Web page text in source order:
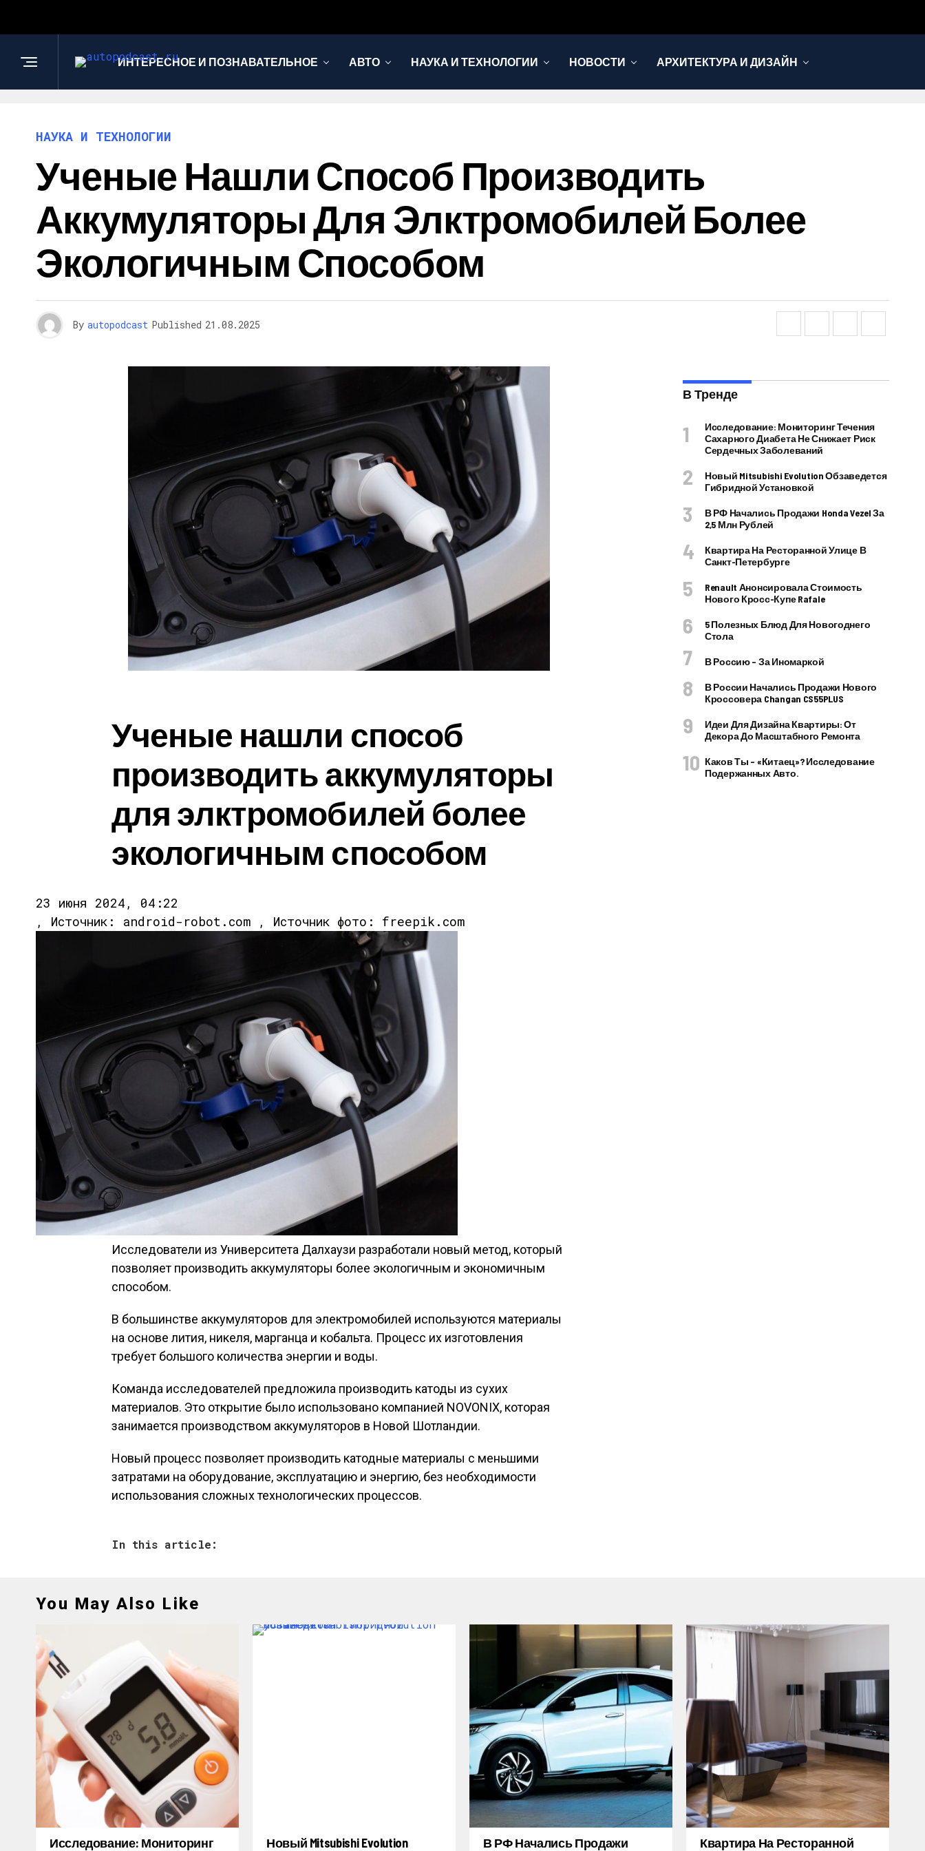
ИНТЕРЕСНОЕ И ПОЗНАВАТЕЛЬНОЕ АВТО НАУКА И ТЕХНОЛОГИИ НОВОСТИ АРХИТЕКТУРА И ДИЗАЙН
НАУКА И ТЕХНОЛОГИИ
Ученые Нашли Способ Производить
Аккумуляторы Для Элктромобилей Более
Экологичным Способом
By autopodcast Published 21.08.2025
Ученые нашли способ
производить аккумуляторы
для элктромобилей более
экологичным способом
23 июня 2024, 04:22
, Источник: android-robot.com , Источник фото: freepik.com
Исследователи из Университета Далхаузи разработали новый метод, который
позволяет производить аккумуляторы более экологичным и экономичным
способом.
В большинстве аккумуляторов для электромобилей используются материалы
на основе лития, никеля, марганца и кобальта. Процесс их изготовления
требует большого количества энергии и воды.
Команда исследователей предложила производить катоды из сухих
материалов. Это открытие было использовано компанией NOVONIX, которая
занимается производством аккумуляторов в Новой Шотландии.
Новый процесс позволяет производить катодные материалы с меньшими
затратами на оборудование, эксплуатацию и энергию, без необходимости
использования сложных технологических процессов.
In this article:
В Тренде
Исследование: Мониторинг Течения
Сахарного Диабета Не Снижает Риск
Сердечных Заболеваний
Новый Mitsubishi Evolution Обзаведется
Гибридной Установкой
В РФ Начались Продажи Honda Vezel За
2,5 Млн Рублей
Квартира На Ресторанной Улице В
Санкт-Петербурге
Renault Анонсировала Стоимость
Нового Кросс-Купе Rafale
5 Полезных Блюд Для Новогоднего
Стола
В Россию – За Иномаркой
В России Начались Продажи Нового
Кроссовера Changan CS55PLUS
Идеи Для Дизайна Квартиры: От
Декора До Масштабного Ремонта
Каков Ты – «китаец»? Исследование
Подержанных Авто.
You May Also Like
Исследование: Мониторинг
Новый Mitsubishi Evolution
В РФ Начались Продажи
Квартира На Ресторанной